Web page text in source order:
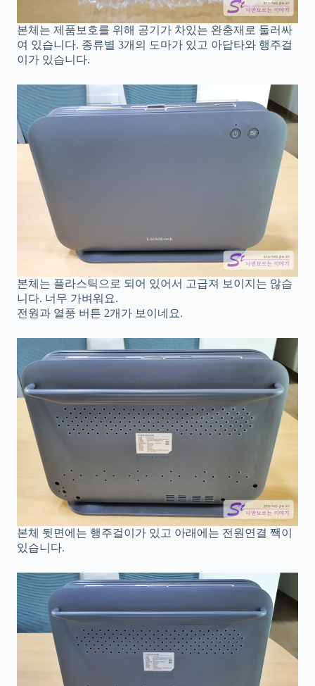
본체는 제품보호를 위해 공기가 차있는 완충재로 둘러싸
여 있습니다. 종류별 3개의 도마가 있고 아답타와 행주걸
이가 있습니다.
본체는 플라스틱으로 되어 있어서 고급져 보이지는 않습
니다. 너무 가벼워요.
전원과 열풍 버튼 2개가 보이네요.
본체 뒷면에는 행주걸이가 있고 아래에는 전원연결 짹이
있습니다.